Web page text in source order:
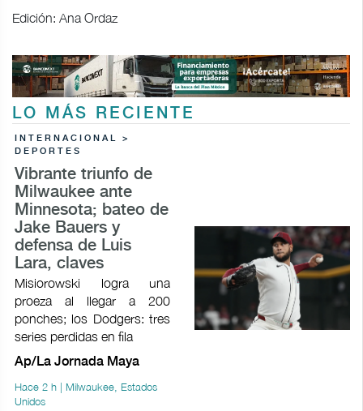
Edición: Ana Ordaz
LO MÁS RECIENTE
INTERNACIONAL >
DEPORTES
Vibrante triunfo de
Milwaukee ante
Minnesota; bateo de
Jake Bauers y
defensa de Luis
Lara, claves
Misiorowski logra una
proeza al llegar a 200
ponches; los Dodgers: tres
series perdidas en fila
Ap/La Jornada Maya
Hace 2 h | Milwaukee, Estados
Unidos